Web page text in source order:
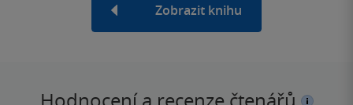
Zobrazit knihu